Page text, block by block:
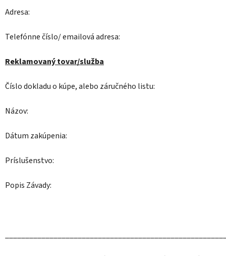
Adresa:
Telefónne číslo/ emailová adresa:
Reklamovaný tovar/služba
Číslo dokladu o kúpe, alebo záručného listu:
Názov:
Dátum zakúpenia:
Príslušenstvo:
Popis Závady: